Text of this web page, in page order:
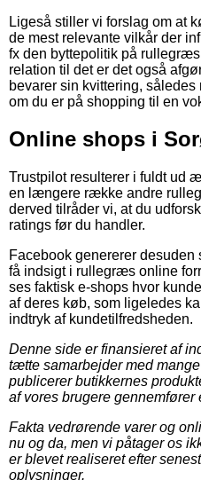
Ligeså stiller vi forslag om at
de mest relevante vilkår der
fx den byttepolitik på rullegræs
relation til det er det også
bevarer sin kvittering,
om du er på shopping til en
Online shops i
Trustpilot resulterer i fuldt ud
en længere række andre
derved tilråder vi, at du
ratings før du handler.
Facebook genererer
få indsigt i rullegræs online
ses faktisk e-shops hvor
af deres køb, som ligeledes
indtryk af kundetilfredsheden.
Denne side er finansieret af
tætte samarbejder med
publicerer butikkernes
af vores brugere gennemfører
Fakta vedrørende varer og
nu og da, men vi påtager os
er blevet realiseret efter
oplysninger.